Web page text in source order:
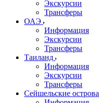
Экскурсии
Трансферы
ОАЭ
Информация
Экскурсии
Трансферы
Таиланд
Информация
Экскурсии
Трансферы
Сейшельские острова